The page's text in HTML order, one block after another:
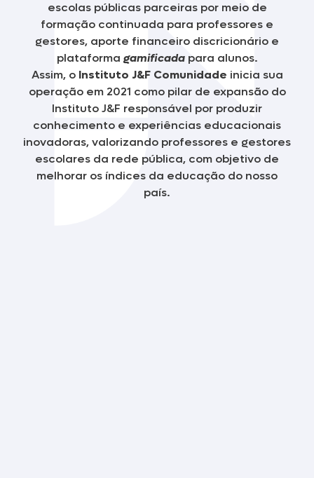
escolas públicas parceiras por meio de
formação continuada para professores e
gestores, aporte financeiro discricionário e
plataforma gamificada para alunos.
Assim, o Instituto J&F Comunidade inicia sua
operação em 2021 como pilar de expansão do
Instituto J&F responsável por produzir
conhecimento e experiências educacionais
inovadoras, valorizando professores e gestores
escolares da rede pública, com objetivo de
melhorar os índices da educação do nosso
país.